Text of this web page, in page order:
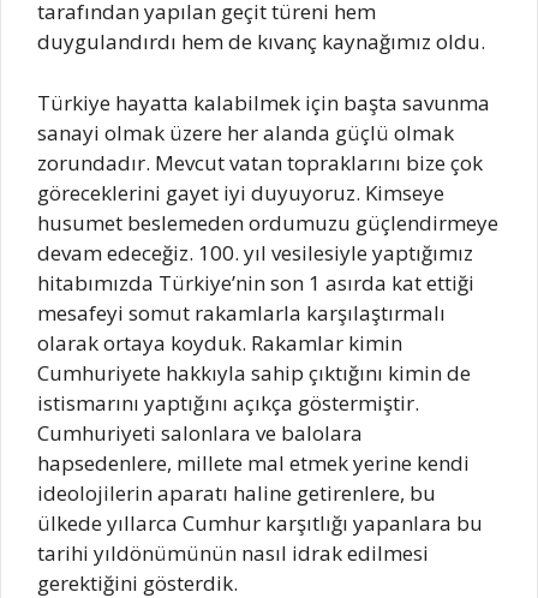
tarafından yapılan geçit türeni hem
duygulandırdı hem de kıvanç kaynağımız oldu.
Türkiye hayatta kalabilmek için başta savunma
sanayi olmak üzere her alanda güçlü olmak
zorundadır. Mevcut vatan topraklarını bize çok
göreceklerini gayet iyi duyuyoruz. Kimseye
husumet beslemeden ordumuzu güçlendirmeye
devam edeceğiz. 100. yıl vesilesiyle yaptığımız
hitabımızda Türkiye’nin son 1 asırda kat ettiği
mesafeyi somut rakamlarla karşılaştırmalı
olarak ortaya koyduk. Rakamlar kimin
Cumhuriyete hakkıyla sahip çıktığını kimin de
istismarını yaptığını açıkça göstermiştir.
Cumhuriyeti salonlara ve balolara
hapsedenlere, millete mal etmek yerine kendi
ideolojilerin aparatı haline getirenlere, bu
ülkede yıllarca Cumhur karşıtlığı yapanlara bu
tarihi yıldönümünün nasıl idrak edilmesi
gerektiğini gösterdik.